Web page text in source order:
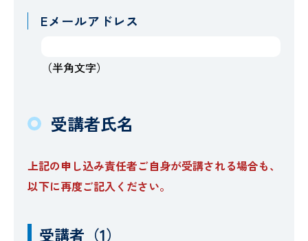
Eメールアドレス
（半角文字）
受講者氏名
上記の申し込み責任者ご自身が受講される場合も、
以下に再度ご記入ください。
受講者（1）